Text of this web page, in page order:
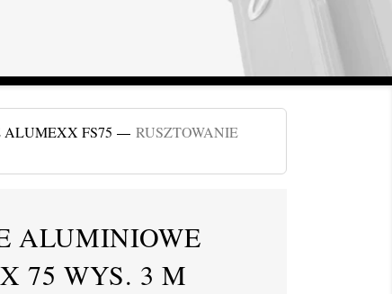
ALUMEXX FS75
RUSZTOWANIE
ALUMINIOWE
75 WYS. 3 M